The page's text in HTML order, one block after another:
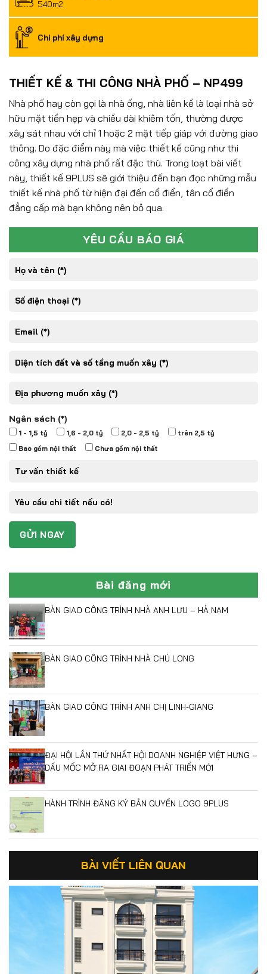
540m2
Chi phí xây dựng
THIẾT KẾ & THI CÔNG NHÀ PHỐ – NP499
Nhà phố hay còn gọi là nhà ống, nhà liên kề là loại nhà sở
hữu mặt tiền hẹp và chiều dài khiêm tốn, thường được
xây sát nhau với chỉ 1 hoặc 2 mặt tiếp giáp với đường giao
thông. Do đặc điểm này mà việc thiết kế cũng như thi
công xây dựng nhà phố rất đặc thù. Trong loạt bài viết
này, thiết kế 9PLUS sẽ giới thiệu đến bạn đọc những mẫu
thiết kế nhà phố từ hiện đại đến cổ điển, tân cổ điển
đẳng cấp mà bạn không nên bỏ qua.
YÊU CẦU BÁO GIÁ
Ngân sách (*)
1 - 1,5 tỷ 1,6 - 2,0 tỷ 2,0 - 2,5 tỷ
trên 2,5 tỷ
Bao gồm nội thất
Chưa gồm nội thất
Bài đăng mới
BÀN GIAO CÔNG TRÌNH NHÀ ANH LƯU – HÀ NAM
BÀN GIAO CÔNG TRÌNH NHÀ CHÚ LONG
BÀN GIAO CÔNG TRÌNH ANH CHỊ LINH-GIANG
ĐẠI HỘI LẦN THỨ NHẤT HỘI DOANH NGHIỆP VIỆT HƯNG –
DẤU MỐC MỞ RA GIAI ĐOẠN PHÁT TRIỂN MỚI
HÀNH TRÌNH ĐĂNG KÝ BẢN QUYỀN LOGO 9PLUS
BÀI VIẾT LIÊN QUAN